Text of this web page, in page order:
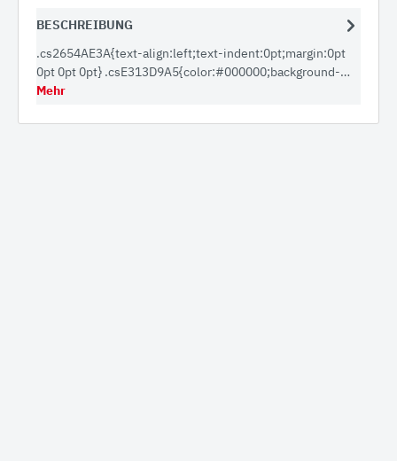
BESCHREIBUNG
.cs2654AE3A{text-align:left;text-indent:0pt;margin:0pt
0pt 0pt 0pt} .csE313D9A5{color:#000000;background-…
Mehr